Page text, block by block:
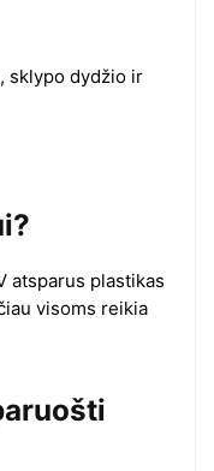
sklypo dydžio ir
atsparus plastikas
visoms reikia